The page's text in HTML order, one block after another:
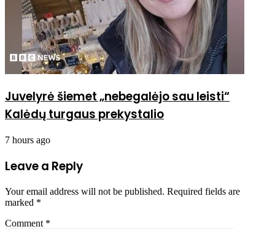
Juvelyrė šiemet „nebegalėjo sau leisti“
Kalėdų turgaus prekystalio
7 hours ago
Leave a Reply
Your email address will not be published. Required fields are
marked *
Comment *